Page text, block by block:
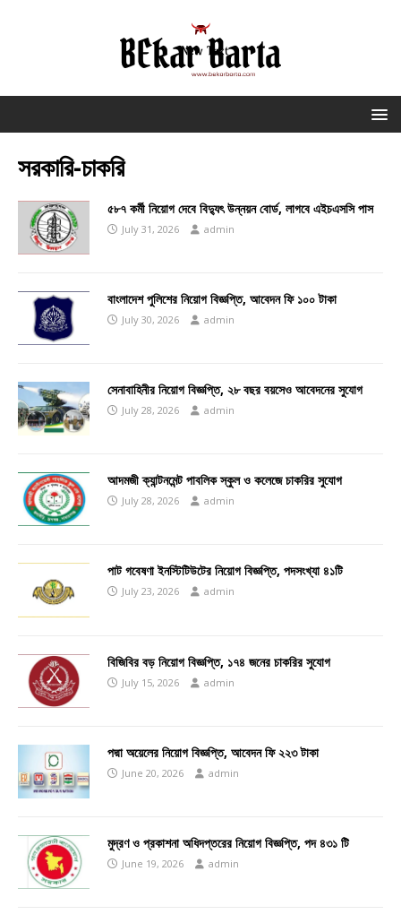
সরকারি-চাকরি
৫৮৭ কর্মী নিয়োগ দেবে বিদ্যুৎ উন্নয়ন বোর্ড, লাগবে এইচএসসি পাস
July 31, 2026 admin
বাংলাদেশ পুলিশের নিয়োগ বিজ্ঞপ্তি, আবেদন ফি ১০০ টাকা
July 30, 2026 admin
সেনাবাহিনীর নিয়োগ বিজ্ঞপ্তি, ২৮ বছর বয়সেও আবেদনের সুযোগ
July 28, 2026 admin
আদমজী ক্যান্টনমেন্ট পাবলিক স্কুল ও কলেজে চাকরির সুযোগ
July 28, 2026 admin
পাট গবেষণা ইনস্টিটিউটের নিয়োগ বিজ্ঞপ্তি, পদসংখ্যা ৪১টি
July 23, 2026 admin
বিজিবির বড় নিয়োগ বিজ্ঞপ্তি, ১৭৪ জনের চাকরির সুযোগ
July 15, 2026 admin
পদ্মা অয়েলের নিয়োগ বিজ্ঞপ্তি, আবেদন ফি ২২৩ টাকা
June 20, 2026 admin
মুদ্রণ ও প্রকাশনা অধিদপ্তরের নিয়োগ বিজ্ঞপ্তি, পদ ৪৩১ টি
June 19, 2026 admin